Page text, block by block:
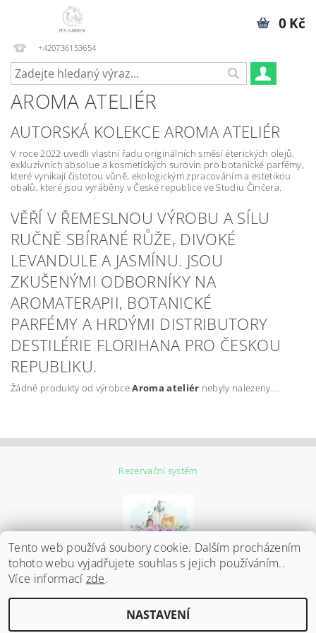
+420736153654
0 Kč
AROMA ATELIÉR
AUTORSKÁ KOLEKCE AROMA ATELIÉR
V roce 2022 uvedli vlastní řadu originálních směsí éterických olejů,
exkluzivních absolue a kosmetických surovin pro botanické parfémy,
které vynikají čistotou vůně, ekologickým zpracováním a estetikou
obalů, které jsou vyráběny v České republice ve Studiu Činčera.
VĚŘÍ V ŘEMESLNOU VÝROBU A SÍLU
RUČNĚ SBÍRANÉ RŮŽE, DIVOKÉ
LEVANDULE A JASMÍNU. JSOU
ZKUŠENÝMI ODBORNÍKY NA
AROMATERAPII, BOTANICKÉ
PARFÉMY A HRDÝMI DISTRIBUTORY
DESTILÉRIE FLORIHANA PRO ČESKOU
REPUBLIKU.
Žádné produkty od výrobceAroma ateliér nebyly nalezeny....
Rezervační systém
ZEN GARDEN beauty studio, všechna práva vyhrazena
Tento web používá soubory cookie. Dalším procházením
tohoto webu vyjadřujete souhlas s jejich používáním..
Více informací zde.
NASTAVENÍ